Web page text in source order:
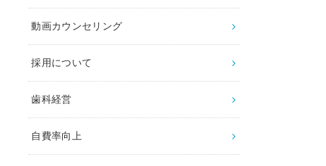
動画カウンセリング
採用について
歯科経営
自費率向上